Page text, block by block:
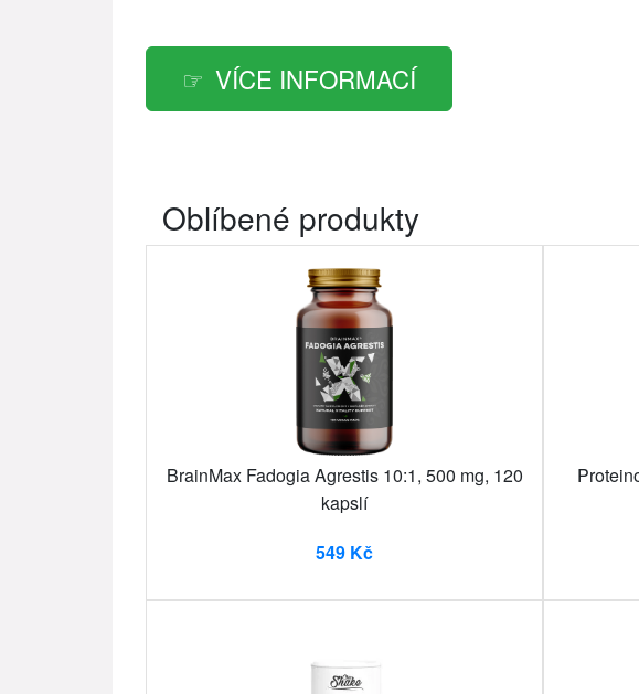
VÍCE INFORMACÍ
Oblíbené produkty
BrainMax Fadogia Agrestis 10:1, 500 mg, 120
kapslí
549 Kč